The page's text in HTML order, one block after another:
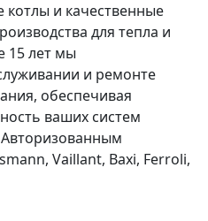
и качественные
для тепла и
15 лет мы
и ремонте
обеспечивая
ваших систем
Vaillant, Baxi, Ferroli,